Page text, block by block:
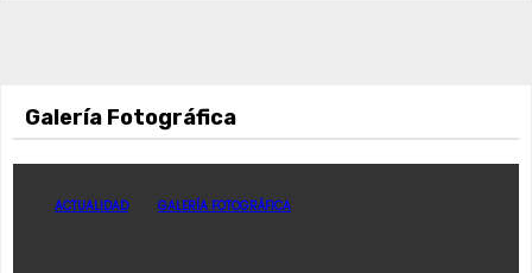
Galería Fotográfica
ACTUALIDAD GALERÍA FOTOGRÁFICA